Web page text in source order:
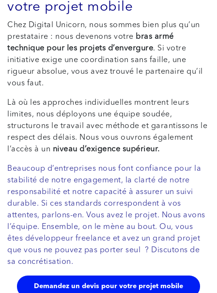
votre projet mobile
Chez Digital Unicorn, nous sommes bien plus qu’un
prestataire : nous devenons votre bras armé
technique pour les projets d’envergure. Si votre
initiative exige une coordination sans faille, une
rigueur absolue, vous avez trouvé le partenaire qu’il
vous faut.
Là où les approches individuelles montrent leurs
limites, nous déployons une équipe soudée,
structurons le travail avec méthode et garantissons le
respect des délais. Nous vous ouvrons également
l’accès à un niveau d’exigence supérieur.
Beaucoup d’entreprises nous font confiance pour la
stabilité de notre engagement, la clarté de notre
responsabilité et notre capacité à assurer un suivi
durable. Si ces standards correspondent à vos
attentes, parlons-en. Vous avez le projet. Nous avons
l’équipe. Ensemble, on le mène au bout. Ou, vous
êtes développeur freelance et avez un grand projet
que vous ne pouvez pas porter seul ? Discutons de
sa concrétisation.
Demandez un devis pour votre projet mobile